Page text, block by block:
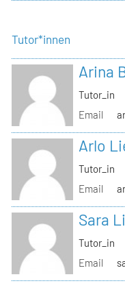
Tutor*innen
Arina
Tutor_in
Email
Arlo
Tutor_in
Email
Sara
Tutor_in
Email